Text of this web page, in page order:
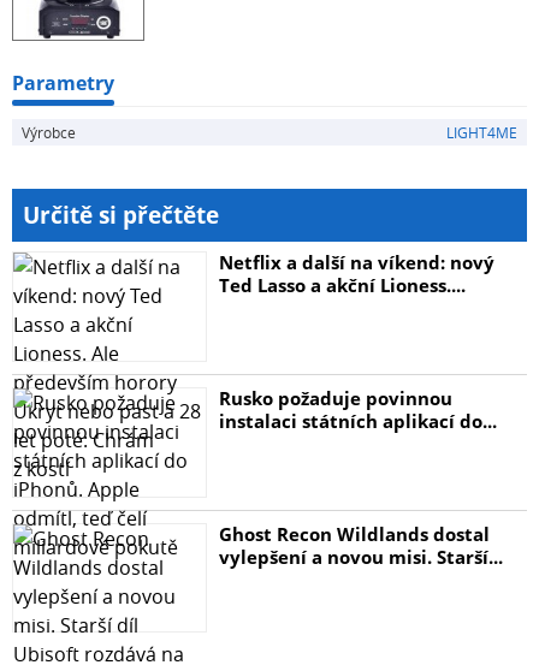
151 mm
284 mm
Údaje o baleníPočet kusů v balení
1 kusů
LED
LampyStroboskopy
Ano
Počet osvětlovacích LED
1
Parametry
Výrobce LIGHT4ME
Určitě si přečtěte
Netflix a další na víkend: nový
Ted Lasso a akční Lioness....
Rusko požaduje povinnou
instalaci státních aplikací do...
Ghost Recon Wildlands dostal
vylepšení a novou misi. Starší...